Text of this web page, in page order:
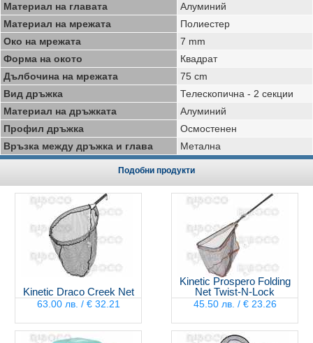
Материал на главата
Алуминий
Материал на мрежата
Полиестер
Око на мрежата
7 mm
Форма на окото
Квадрат
Дълбочина на мрежата
75 cm
Вид дръжка
Телескопична - 2 секции
Материал на дръжката
Алуминий
Профил дръжка
Осмостенен
Връзка между дръжка и глава
Метална
Подобни продукти
Kinetic Draco Creek Net
63.00 лв. / € 32.21
Kinetic Prospero Folding
Net Twist-N-Lock
45.50 лв. / € 23.26